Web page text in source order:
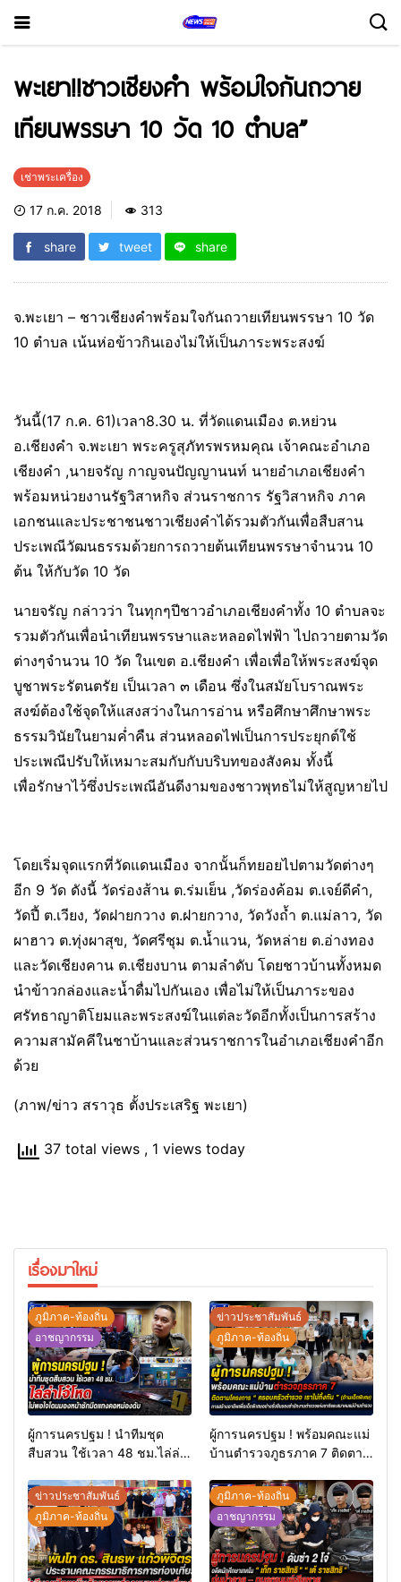
พะเยา!!ชาวเชียงคำ พร้อมใจกันถวาย
เทียนพรรษา 10 วัด 10 ตำบล”
เช่าพระเครื่อง
17 ก.ค. 2018 313
share tweet share
จ.พะเยา – ชาวเชียงคำพร้อมใจกันถวายเทียนพรรษา 10 วัด
10 ตำบล เน้นห่อข้าวกินเองไม่ให้เป็นภาระพระสงฆ์
วันนี้(17 ก.ค. 61)เวลา8.30 น. ที่วัดแดนเมือง ต.หย่วน
อ.เชียงคำ จ.พะเยา พระครูสุภัทรพรหมคุณ เจ้าคณะอำเภอ
เชียงคำ ,นายจรัญ กาญจนปัญญานนท์ นายอำเภอเชียงคำ
พร้อมหน่วยงานรัฐวิสาหกิจ ส่วนราชการ รัฐวิสาหกิจ ภาค
เอกชนและประชาชนชาวเชียงคำได้รวมตัวกันเพื่อสืบสาน
ประเพณีวัฒนธรรมด้วยการถวายต้นเทียนพรรษาจำนวน 10
ต้น ให้กับวัด 10 วัด
นายจรัญ กล่าวว่า ในทุกๆปีชาวอำเภอเชียงคำทั้ง 10 ตำบลจะ
รวมตัวกันเพื่อนำเทียนพรรษาและหลอดไฟฟ้า ไปถวายตามวัด
ต่างๆจำนวน 10 วัด ในเขต อ.เชียงคำ เพื่อเพื่อให้พระสงฆ์จุด
บูชาพระรัตนตรัย เป็นเวลา ๓ เดือน ซึ่งในสมัยโบราณพระ
สงฆ์ต้องใช้จุดให้แสงสว่างในการอ่าน หรือศึกษาศึกษาพระ
ธรรมวินัยในยามค่ำคืน ส่วนหลอดไฟเป็นการประยุกต์ใช้
ประเพณีปรับให้เหมาะสมกับกับบริบทของสังคม ทั้งนี้
เพื่อรักษาไว้ซึ่งประเพณีอันดีงามของชาวพุทธไม่ให้สูญหายไป
โดยเริ่มจุดแรกที่วัดแดนเมือง จากนั้นก็ทยอยไปตามวัดต่างๆ
อีก 9 วัด ดังนี้ วัดร่องส้าน ต.ร่มเย็น ,วัดร่องค้อม ต.เจย์ดีคำ,
วัดปี้ ต.เวียง, วัดฝายกวาง ต.ฝายกวาง, วัดวังถ้ำ ต.แม่ลาว, วัด
ผาฮาว ต.ทุ่งผาสุข, วัดศรีชุม ต.น้ำแวน, วัดหล่าย ต.อ่างทอง
และวัดเชียงคาน ต.เชียงบาน ตามลำดับ โดยชาวบ้านทั้งหมด
นำข้าวกล่องและน้ำดื่มไปกันเอง เพื่อไม่ให้เป็นภาระของ
ศรัทธาญาติโยมและพระสงฆ์ในแต่ละวัดอีกทั้งเป็นการสร้าง
ความสามัคคีในชาบ้านและส่วนราชการในอำเภอเชียงคำอีก
ด้วย
(ภาพ/ข่าว สราวุธ ตั้งประเสริฐ พะเยา)
37 total views , 1 views today
เรื่องมาใหม่
ภูมิภาค-ท้องถิ่น
อาชญากรรม
ผู้การนครปฐม ! นำทีมชุด
สืบสวน ใช้เวลา 48 ชม.ไล่ล่า
ชักมีดแทงคอหม่องดับ
ข่าวประชาสัมพันธ์
ภูมิภาค-ท้องถิ่น
ผู้การนครปฐม ! พร้อมคณะแม่
บ้านตำรวจภูธรภาค 7 ติดตาม
เราไม่ทิ้งกัน ” (ด้านเด็กพิเศษ)
การสร้างอาชีพเพื่อเด็กพิเศษ
อย่างยั่งยืนของสำนักงาน
ตำรวจแห่งชาติและสมาคมแม่
บ้านตำรวจ
ข่าวประชาสัมพันธ์
ภูมิภาค-ท้องถิ่น
ภูมิภาค-ท้องถิ่น
อาชญากรรม